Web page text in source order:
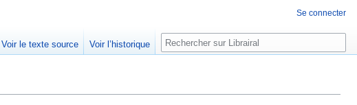
Se connecter
Voir le texte source Voir l’historique Rechercher